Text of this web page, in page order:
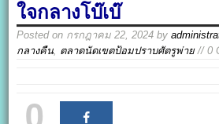
ใจกลางโบ๊เบ๊
Posted on กรกฎาคม 22, 2024 by
กลางคืน, ตลาดนัดเขตป้อมปราบศัตรูพ่าย// 0
0